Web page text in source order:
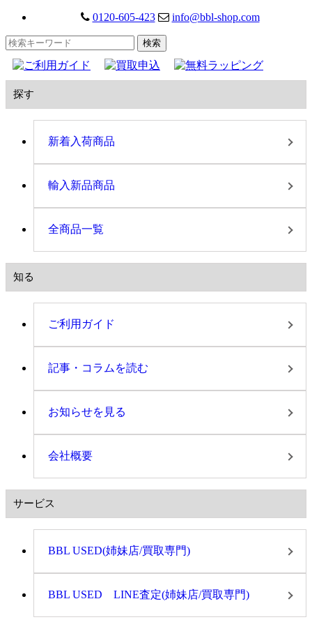
0120-605-423 info@bbl-shop.com
探す
新着入荷商品
輸入新品商品
全商品一覧
知る
ご利用ガイド
記事・コラムを読む
お知らせを見る
会社概要
サービス
BBL USED(姉妹店/買取専門)
BBL USED LINE査定(姉妹店/買取専門)